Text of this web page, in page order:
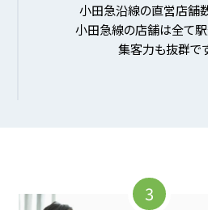
小田急沿線の直営店舗
小田急線の店舗は全て駅
集客力も抜群で
3